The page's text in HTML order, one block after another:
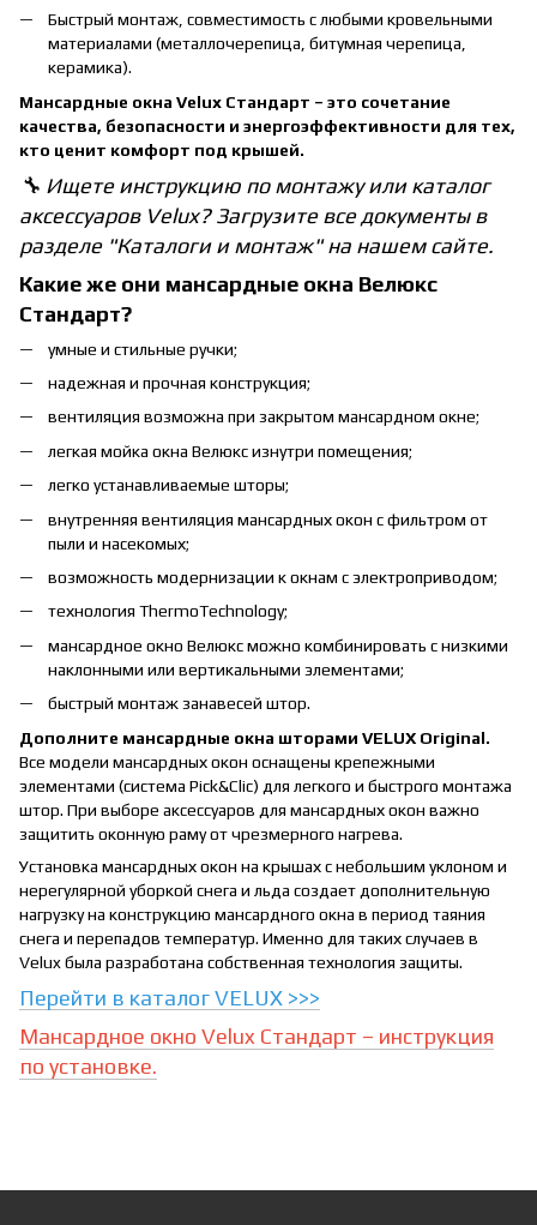
Быстрый монтаж, совместимость с любыми кровельными
материалами (металлочерепица, битумная черепица,
керамика).
Мансардные окна Velux Стандарт – это сочетание
качества, безопасности и энергоэффективности для тех,
кто ценит комфорт под крышей.
🔧 Ищете инструкцию по монтажу или каталог
аксессуаров Velux? Загрузите все документы в
разделе "Каталоги и монтаж" на нашем сайте.
Какие же они мансардные окна Велюкс
Стандарт?
умные и стильные ручки;
надежная и прочная конструкция;
вентиляция возможна при закрытом мансардном окне;
легкая мойка окна Велюкс изнутри помещения;
легко устанавливаемые шторы;
внутренняя вентиляция мансардных окон с фильтром от
пыли и насекомых;
возможность модернизации к окнам с электроприводом;
технология ThermoTechnology;
мансардное окно Велюкс можно комбинировать с низкими
наклонными или вертикальными элементами;
быстрый монтаж занавесей штор.
Дополните мансардные окна шторами VELUX Original.
Все модели мансардных окон оснащены крепежными
элементами (система Pick&Clic) для легкого и быстрого монтажа
штор. При выборе аксессуаров для мансардных окон важно
защитить оконную раму от чрезмерного нагрева.
Установка мансардных окон на крышах с небольшим уклоном и
нерегулярной уборкой снега и льда создает дополнительную
нагрузку на конструкцию мансардного окна в период таяния
снега и перепадов температур. Именно для таких случаев в
Velux была разработана собственная технология защиты.
Перейти в каталог VELUX >>>
Мансардное окно Velux Стандарт – инструкция
по установке.